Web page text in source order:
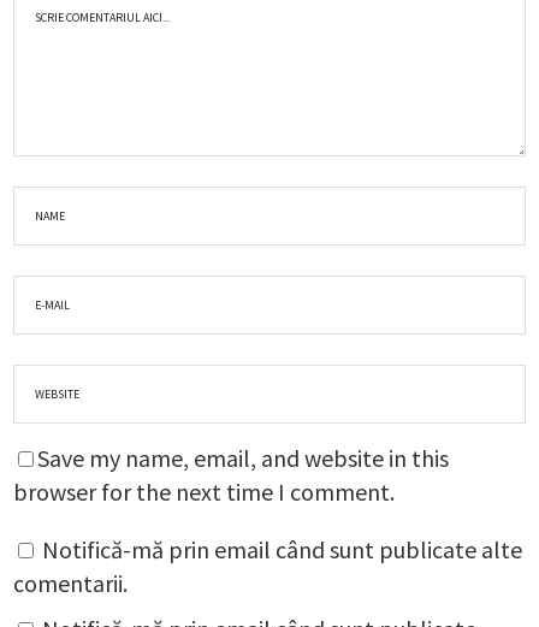
Save my name, email, and website in this
browser for the next time I comment.
Notifică-mă prin email când sunt publicate alte
comentarii.